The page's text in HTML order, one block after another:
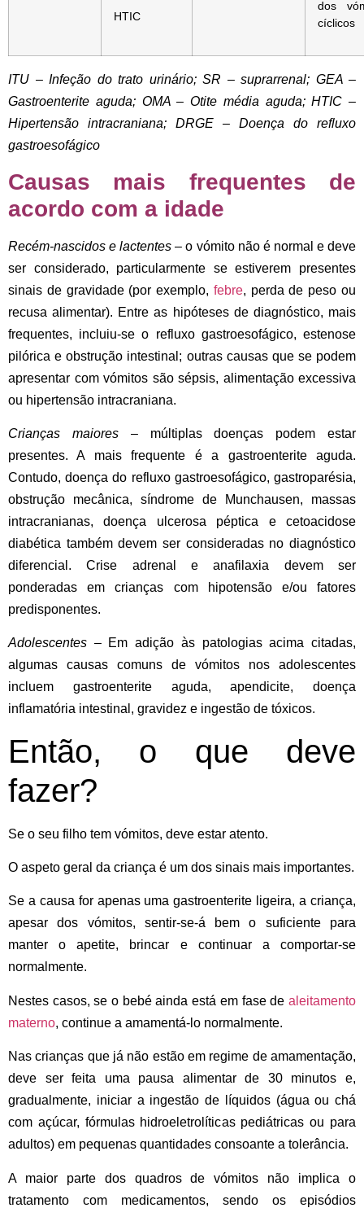
HTIC
dos
cíclicos
ITU – Infeção do trato urinário; SR – suprarrenal; GEA –
Gastroenterite aguda; OMA – Otite média aguda; HTIC –
Hipertensão intracraniana; DRGE – Doença do refluxo
gastroesofágico
Causas mais frequentes de
acordo com a idade
Recém-nascidos e lactentes – o vómito não é normal e deve
ser considerado, particularmente se estiverem presentes
sinais de gravidade (por exemplo, febre, perda de peso ou
recusa alimentar). Entre as hipóteses de diagnóstico, mais
frequentes, incluiu-se o refluxo gastroesofágico, estenose
pilórica e obstrução intestinal ; outras causas que se podem
apresentar com vómitos são sépsis, alimentação excessiva
ou hipertensão intracraniana.
Crianças maiores– múltiplas doenças podem estar
presentes. A mais frequente é a gastroenterite aguda.
Contudo, doença do refluxo gastroesofágico, gastroparésia,
obstrução mecânica, síndrome de Munchausen, massas
intracranianas, doença ulcerosa péptica e cetoacidose
diabética também devem ser consideradas no diagnóstico
diferencial. Crise adrenal e anafilaxia devem ser
ponderadas em crianças com hipotensão e/ou fatores
predisponentes.
Adolescentes – Em adição às patologias acima citadas,
algumas causas comuns de vómitos nos adolescentes
incluem gastroenterite aguda, apendicite, doença
inflamatória intestinal, gravidez e ingestão de tóxicos.
Então, o que deve
fazer?
Se o seu filho tem vómitos, deve estar atento.
O aspeto geral da criança é um dos sinais mais importantes.
Se a causa for apenas uma gastroenterite ligeira, a criança,
apesar dos vómitos, sentir-se-á bem o suficiente para
manter o apetite, brincar e continuar a comportar-se
normalmente.
Nestes casos, se o bebé ainda está em fase de aleitamento
materno, continue a amamentá-lo normalmente.
Nas crianças que já não estão em regime de amamentação,
deve ser feita uma pausa alimentar de 30 minutos e,
gradualmente, iniciar a ingestão de líquidos (água ou chá
com açúcar, fórmulas hidroeletrolíticas pediátricas ou para
adultos) em pequenas quantidades consoante a tolerância.
A maior parte dos quadros de vómitos não implica o
tratamento com medicamentos, sendo os episódios